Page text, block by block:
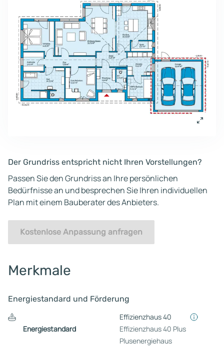
Der Grundriss entspricht nicht Ihren Vorstellungen?
Passen Sie den Grundriss an Ihre persönlichen
Bedürfnisse an und besprechen Sie Ihren individuellen
Plan mit einem Bauberater des Anbieters.
Kostenlose Anpassung anfragen
Merkmale
Energiestandard und Förderung
Energiestandard
Effizienzhaus 40
Effizienzhaus 40 Plus
Plusenergiehaus